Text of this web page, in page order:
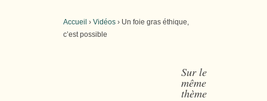
Accueil › Vidéos › Un foie gras éthique,
c’est possible
Sur le
même
thème